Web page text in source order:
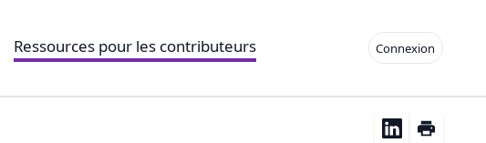
Connexion
Ressources pour les contributeurs